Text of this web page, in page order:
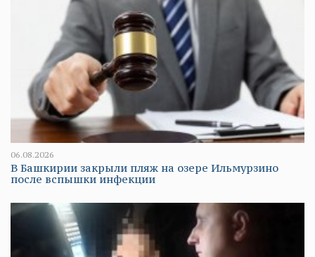
06.08.2026
В Башкирии закрыли пляж на озере Ильмурзино
после вспышки инфекции